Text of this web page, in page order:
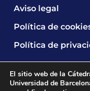
Aviso legal
Política de
Política de
El sitio web de la
Universidad de